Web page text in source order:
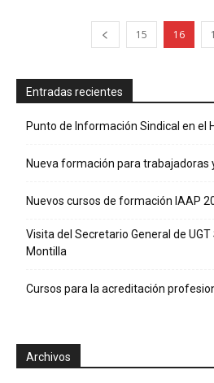
15 16
Entradas recientes
Punto de Información Sindical en el
Nueva formación para trabajadoras
Nuevos cursos de formación IAAP
Visita del Secretario General de
Montilla
Cursos para la acreditación
Archivos